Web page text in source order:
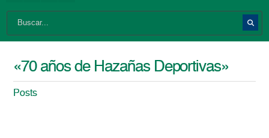
«70 años de Hazañas Deportivas»
Posts